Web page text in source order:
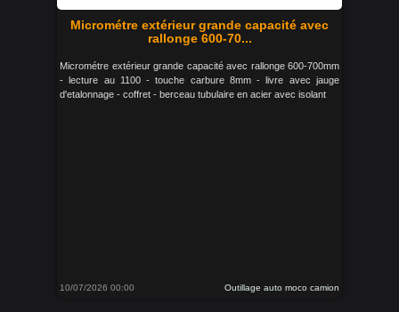
Micrométre extérieur grande capacité avec
rallonge 600-70...
Micrométre extérieur grande capacité avec rallonge 600-700mm
- lecture au 1100 - touche carbure 8mm - livre avec jauge
d'etalonnage - coffret - berceau tubulaire en acier avec isolant
10/07/2026 00:00 Outillage auto moco camion